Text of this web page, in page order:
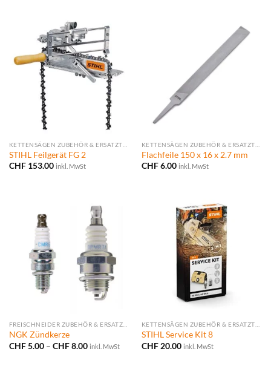
STIHL Feilgerät FG 2
CHF153.00 inkl. MwSt
Flachfeile 150 x 16 x 2.7 mm
CHF6.00 inkl. MwSt
NGK Zündkerze
CHF5.00 – CHF8.00Preisspanne:
inkl. MwSt
STIHL Service Kit 8
CHF20.00 inkl. MwSt